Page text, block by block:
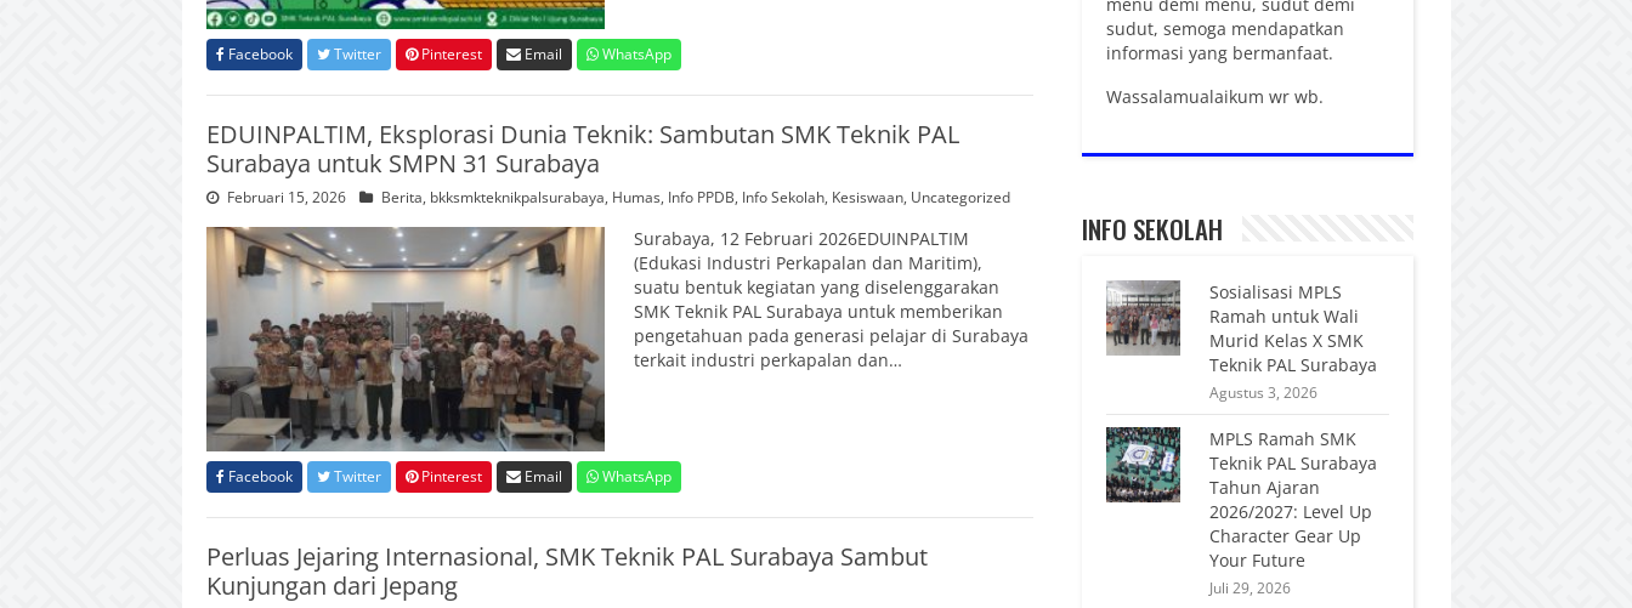
Facebook Twitter Pinterest Email WhatsApp
EDUINPALTIM, Eksplorasi Dunia Teknik: Sambutan SMK Teknik PAL
Surabaya untuk SMPN 31 Surabaya
Februari 15, 2026 Berita, bkksmkteknikpalsurabaya, Humas, Info PPDB, Info Sekolah, Kesiswaan, Uncategorized
Surabaya, 12 Februari 2026EDUINPALTIM
(Edukasi Industri Perkapalan dan Maritim),
suatu bentuk kegiatan yang diselenggarakan
SMK Teknik PAL Surabaya untuk memberikan
pengetahuan pada generasi pelajar di Surabaya
terkait industri perkapalan dan…
Facebook Twitter Pinterest Email WhatsApp
Perluas Jejaring Internasional, SMK Teknik PAL Surabaya Sambut
Kunjungan dari Jepang
sudut, semoga mendapatkan
informasi yang bermanfaat.
Wassalamualaikum wr wb.
INFO SEKOLAH
Sosialisasi MPLS
Ramah untuk Wali
Murid Kelas X SMK
Teknik PAL Surabaya
Agustus 3, 2026
MPLS Ramah SMK
Teknik PAL Surabaya
Tahun Ajaran
2026/2027: Level Up
Character Gear Up
Your Future
Juli 29, 2026